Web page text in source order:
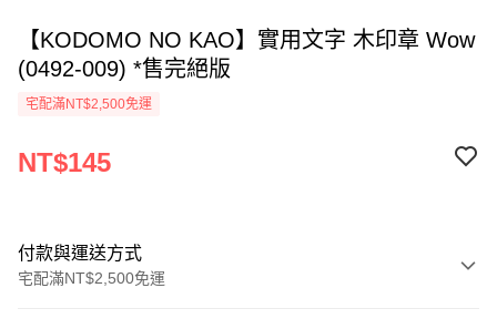
【KODOMO NO KAO】實用文字 木印章 Wow
(0492-009) *售完絕版
宅配滿NT$2,500免運
NT$145
付款與運送方式
宅配滿NT$2,500免運